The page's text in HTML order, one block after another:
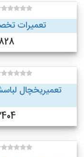
تعمیرات
تعمیریخچال